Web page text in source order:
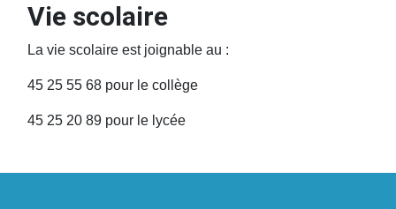
Vie scolaire
La vie scolaire est joignable au :
45 25 55 68 pour le collège
45 25 20 89 pour le lycée